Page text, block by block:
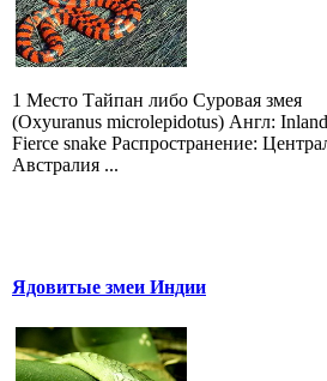
1 Место Тайпан либо Суровая змея
(Oxyuranus microlepidotus) Англ:
Fierce snake Распространение:
Австралия ...
Ядовитые змеи Индии